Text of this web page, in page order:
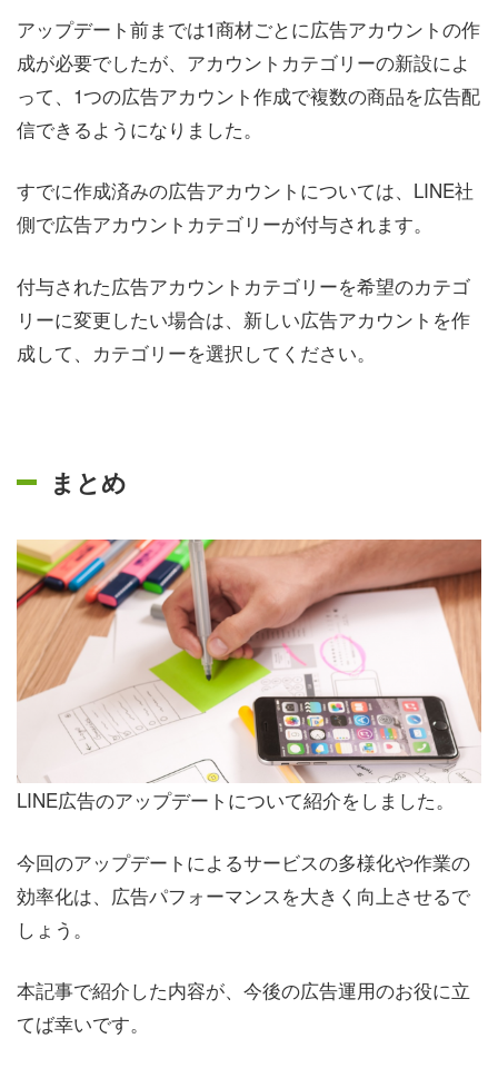
アップデート前までは1商材ごとに広告アカウントの作
成が必要でしたが、アカウントカテゴリーの新設によ
って、1つの広告アカウント作成で複数の商品を広告配
信できるようになりました。
すでに作成済みの広告アカウントについては、LINE社
側で広告アカウントカテゴリーが付与されます。
付与された広告アカウントカテゴリーを希望のカテゴ
リーに変更したい場合は、新しい広告アカウントを作
成して、カテゴリーを選択してください。
まとめ
LINE広告のアップデートについて紹介をしました。
今回のアップデートによるサービスの多様化や作業の
効率化は、広告パフォーマンスを大きく向上させるで
しょう。
本記事で紹介した内容が、今後の広告運用のお役に立
てば幸いです。